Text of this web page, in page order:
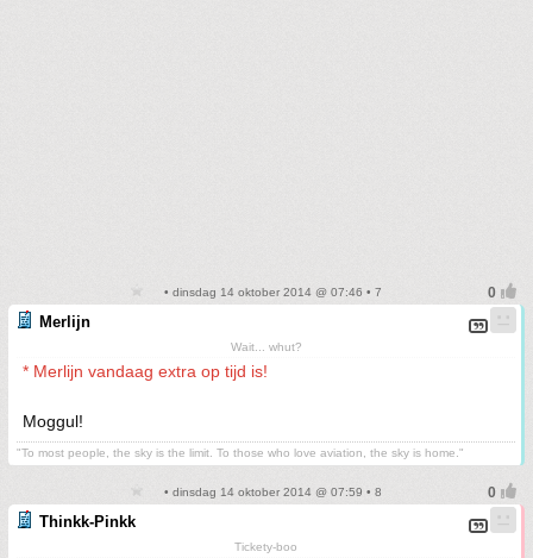
• dinsdag 14 oktober 2014 @ 07:46 • 7
Merlijn
Wait... whut?
* Merlijn vandaag extra op tijd is!
Moggul!
"To most people, the sky is the limit. To those who love aviation, the sky is home."
• dinsdag 14 oktober 2014 @ 07:59 • 8
Thinkk-Pinkk
Tickety-boo